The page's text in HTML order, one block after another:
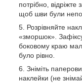
потрібно, відріжте
щоб шви були
Розрівняйте
«зморшок».
боковому краю
було рівно.
Зніміть
наклейки (не